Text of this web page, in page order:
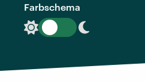
Farbschema